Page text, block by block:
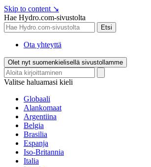
Skip to content ↘
Hae Hydro.com-sivustolta
Etsi
Ota yhteyttä
Olet nyt suomenkielisellä sivustollamme
Valitse haluamasi kieli
Globaali
Alankomaat
Argentiina
Belgia
Brasilia
Espanja
Iso-Britannia
Italia